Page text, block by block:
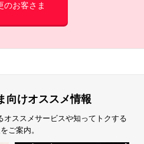
のお客さま
向けオススメ情報
ススメサービスや知ってトクする
ご案内。